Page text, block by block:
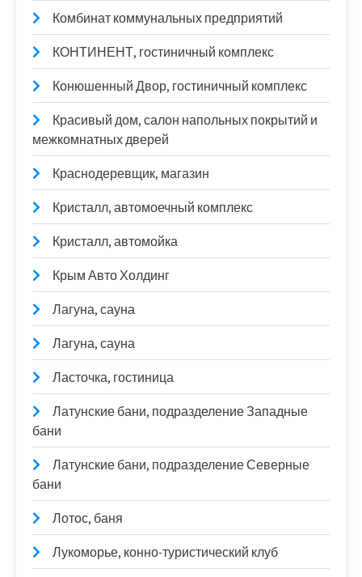
Комбинат коммунальных предприятий
КОНТИНЕНТ, гостиничный комплекс
Конюшенный Двор, гостиничный комплекс
Красивый дом, салон напольных покрытий и
межкомнатных дверей
Краснодеревщик, магазин
Кристалл, автомоечный комплекс
Кристалл, автомойка
Крым Авто Холдинг
Лагуна, сауна
Лагуна, сауна
Ласточка, гостиница
Латунские бани, подразделение Западные
бани
Латунские бани, подразделение Северные
бани
Лотос, баня
Лукоморье, конно-туристический клуб